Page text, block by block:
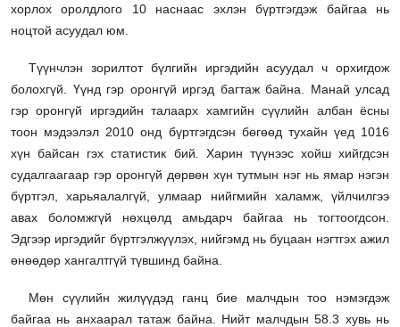
хорлох оролдлого 10 наснаас эхлэн бүртгэгдэж байгаа нь
ноцтой асуудал юм.
Түүнчлэн зорилтот бүлгийн иргэдийн асуудал ч орхигдож
болохгүй. Үүнд гэр оронгүй иргэд багтаж байна. Манай улсад
гэр оронгүй иргэдийн талаарх хамгийн сүүлийн албан ёсны
тоон мэдээлэл 2010 онд бүртгэгдсэн бөгөөд тухайн үед 1016
хүн байсан гэх статистик бий. Харин түүнээс хойш хийгдсэн
судалгаагаар гэр оронгүй дөрвөн хүн тутмын нэг нь ямар нэгэн
бүртгэл, харьяалалгүй, улмаар нийгмийн халамж, үйлчилгээ
авах боломжгүй нөхцөлд амьдарч байгаа нь тогтоогдсон.
Эдгээр иргэдийг бүртгэлжүүлэх, нийгэмд нь буцаан нэгтгэх ажил
өнөөдөр хангалтгүй түвшинд байна.
Мөн сүүлийн жилүүдэд ганц бие малчдын тоо нэмэгдэж
байгаа нь анхаарал татаж байна. Нийт малчдын 58.3 хувь нь